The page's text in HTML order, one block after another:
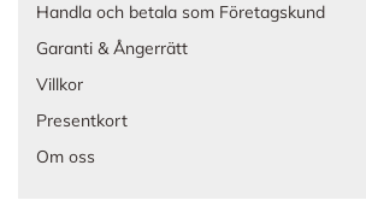
Handla och betala som Företagskund
Garanti & Ångerrätt
Villkor
Presentkort
Om oss